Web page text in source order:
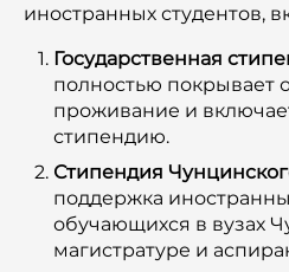
иностранных студентов,
Государственная
полностью покрывает
проживание и
стипендию.
Стипендия
поддержка
обучающихся в вузах
магистратуре и